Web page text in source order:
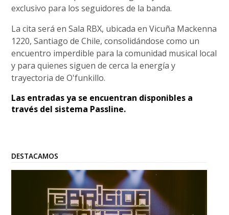
exclusivo para los seguidores de la banda.
La cita será en Sala RBX, ubicada en Vicuña Mackenna
1220, Santiago de Chile, consolidándose como un
encuentro imperdible para la comunidad musical local
y para quienes siguen de cerca la energía y
trayectoria de O'funkillo.
Las entradas ya se encuentran disponibles a
través del sistema Passline.
DESTACAMOS